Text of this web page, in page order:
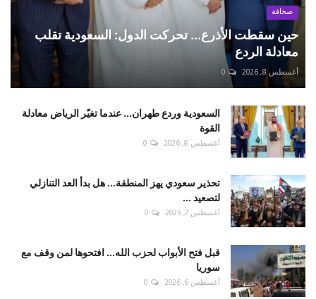
صحافة
حين سقطت الأذرع... تحركت الدول: السعودية تقلب
معادلة الردع
أغسطس 8, 2026 0
السعودية وردع طهران... عندما تغيّر الرياض معادلة
القوة
أغسطس 8, 2026 0
تحذير سعودي يهز المنطقة... هل بدأ العد التنازلي
لتصعيد ...
أغسطس 7, 2026 0
قبل فتح الأبواب لحزب الله... افتحوها لمن وقف مع
سوريا
أغسطس 6, 2026 0